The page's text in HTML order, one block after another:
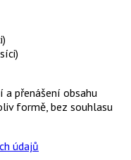
přenášení obsahu
formě, bez souhlasu
údajů